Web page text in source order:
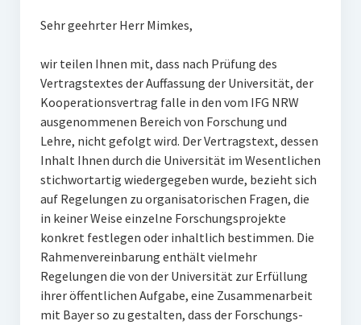
Sehr geehrter Herr Mimkes,
wir teilen Ihnen mit, dass nach Prüfung des
Vertragstextes der Auffassung der Universität, der
Kooperationsvertrag falle in den vom IFG NRW
ausgenommenen Bereich von Forschung und
Lehre, nicht gefolgt wird. Der Vertragstext, dessen
Inhalt Ihnen durch die Universität im Wesentlichen
stichwortartig wiedergegeben wurde, bezieht sich
auf Regelungen zu organisatorischen Fragen, die
in keiner Weise einzelne Forschungsprojekte
konkret festlegen oder inhaltlich bestimmen. Die
Rahmenvereinbarung enthält vielmehr
Regelungen die von der Universität zur Erfüllung
ihrer öffentlichen Aufgabe, eine Zusammenarbeit
mit Bayer so zu gestalten, dass der Forschungs-